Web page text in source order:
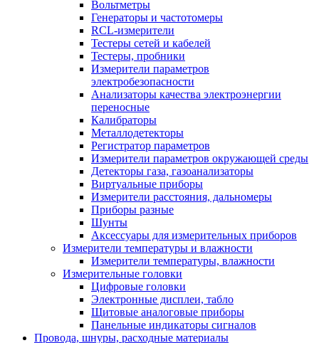
Вольтметры
Генераторы и частотомеры
RCL-измерители
Тестеры сетей и кабелей
Тестеры, пробники
Измерители параметров
электробезопасности
Анализаторы качества электроэнергии
переносные
Калибраторы
Металлодетекторы
Регистратор параметров
Измерители параметров окружающей среды
Детекторы газа, газоанализаторы
Виртуальные приборы
Измерители расстояния, дальномеры
Приборы разные
Шунты
Аксессуары для измерительных приборов
Измерители температуры и влажности
Измерители температуры, влажности
Измерительные головки
Цифровые головки
Электронные дисплеи, табло
Щитовые аналоговые приборы
Панельные индикаторы сигналов
Провода, шнуры, расходные материалы